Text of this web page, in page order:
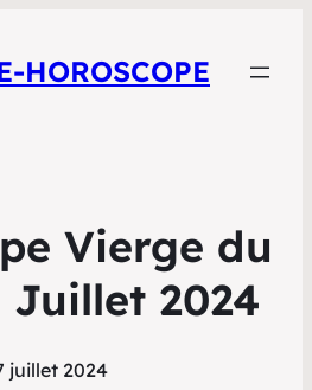
HOROSCOPE
Vierge du
Juillet 2024
juillet 2024